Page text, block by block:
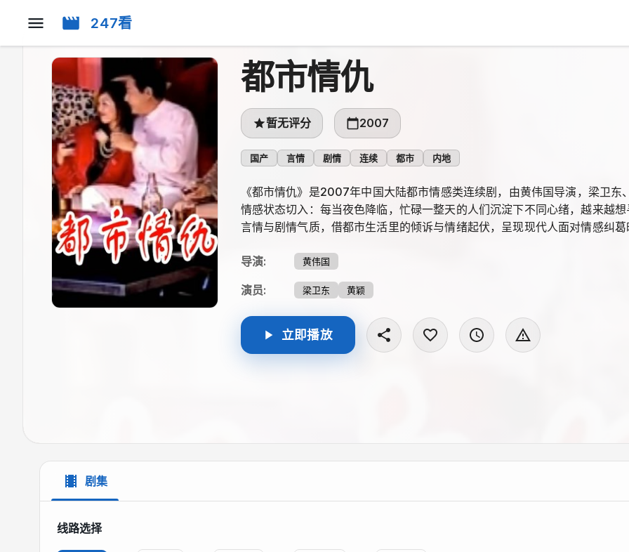
247看
都市情仇
暂无评分 2007
国产 言情 剧情 连续 都市 内地
《都市情仇》是2007年中国大陆都市情感类连续剧，由黄伟国导演，梁卫东
情感状态切入：每当夜色降临，忙碌一整天的人们沉淀下不同心绪，越来越
言情与剧情气质，借都市生活里的倾诉与情绪起伏，呈现现代人面对情感纠
导演: 黄伟国
演员: 梁卫东 黄颖
立即播放
剧集
线路选择